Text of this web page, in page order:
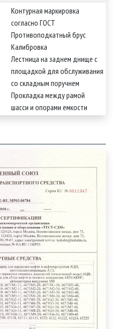
Контурная маркировка
согласно ГОСТ
Противоподкатный брус
Калибровка
Лестница на заднем днище с
площадкой для обслуживания
со складным поручнем
Прокладка между рамой
шасси и опорами емкости